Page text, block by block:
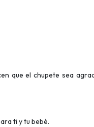
que el chupete sea
ti y tu bebé.